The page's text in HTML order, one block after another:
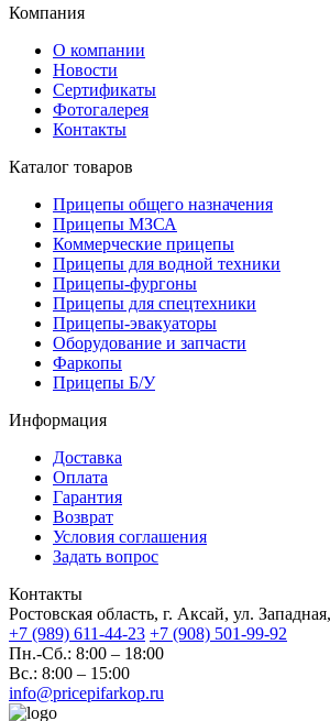
Компания
О компании
Новости
Сертификаты
Фотогалерея
Контакты
Каталог товаров
Прицепы общего назначения
Прицепы МЗСА
Коммерческие прицепы
Прицепы для водной техники
Прицепы-фургоны
Прицепы для спецтехники
Прицепы-эвакуаторы
Оборудование и запчасти
Фаркопы
Прицепы Б/У
Информация
Доставка
Оплата
Гарантия
Возврат
Условия соглашения
Задать вопрос
Контакты
Ростовская область, г. Аксай, ул.
+7 (989) 611-44-23 +7 (908) 501-99-92
Пн.-Сб.: 8:00 – 18:00
Вс.: 8:00 – 15:00
info@pricepifarkop.ru